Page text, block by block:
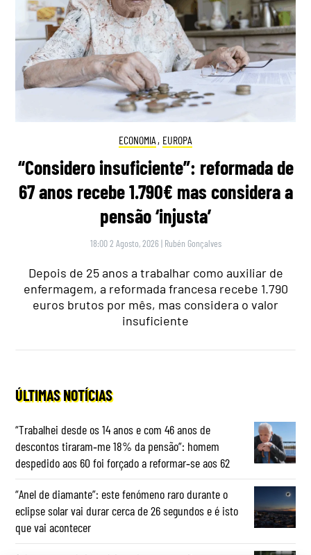
ECONOMIA , EUROPA
“Considero insuficiente”: reformada de
67 anos recebe 1.790€ mas considera a
pensão ‘injusta’
18:00 2 Agosto, 2026 | Rubén Gonçalves
Depois de 25 anos a trabalhar como auxiliar de
enfermagem, a reformada francesa recebe 1.790
euros brutos por mês, mas considera o valor
insuficiente
ÚLTIMAS NOTÍCIAS
“Trabalhei desde os 14 anos e com 46 anos de
descontos tiraram‑me 18% da pensão”: homem
despedido aos 60 foi forçado a reformar‑se aos 62
“Anel de diamante”: este fenómeno raro durante o
eclipse solar vai durar cerca de 26 segundos e é isto
que vai acontecer